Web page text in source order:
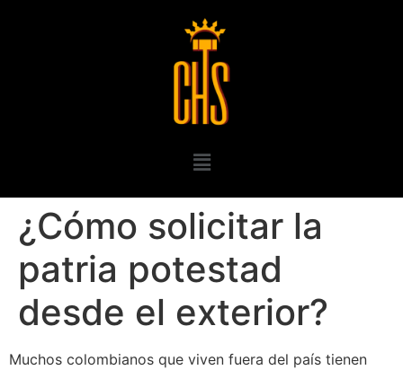
¿Cómo solicitar la
patria potestad
desde el exterior?
Muchos colombianos que viven fuera del país tienen